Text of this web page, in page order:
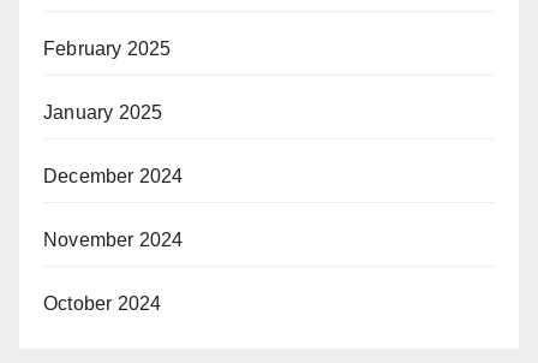
February 2025
January 2025
December 2024
November 2024
October 2024